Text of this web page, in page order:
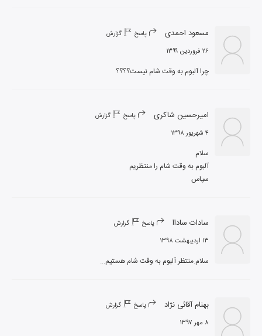
مسعود احمدی پاسخ گزارش
۲۶ فروردین ۱۳۹۹
چرا آلبوم به وقت شام نیست؟؟؟؟
امیرحسین شاکری پاسخ گزارش
۴ شهریور ۱۳۹۸
سپاس
سادات ساداا پاسخ گزارش
۱۳ اردیبهشت ۱۳۹۸
سلام.منتظر آلبوم به وقت شام هستیم...
بهنام آقائی نژاد پاسخ گزارش
۸ مهر ۱۳۹۷